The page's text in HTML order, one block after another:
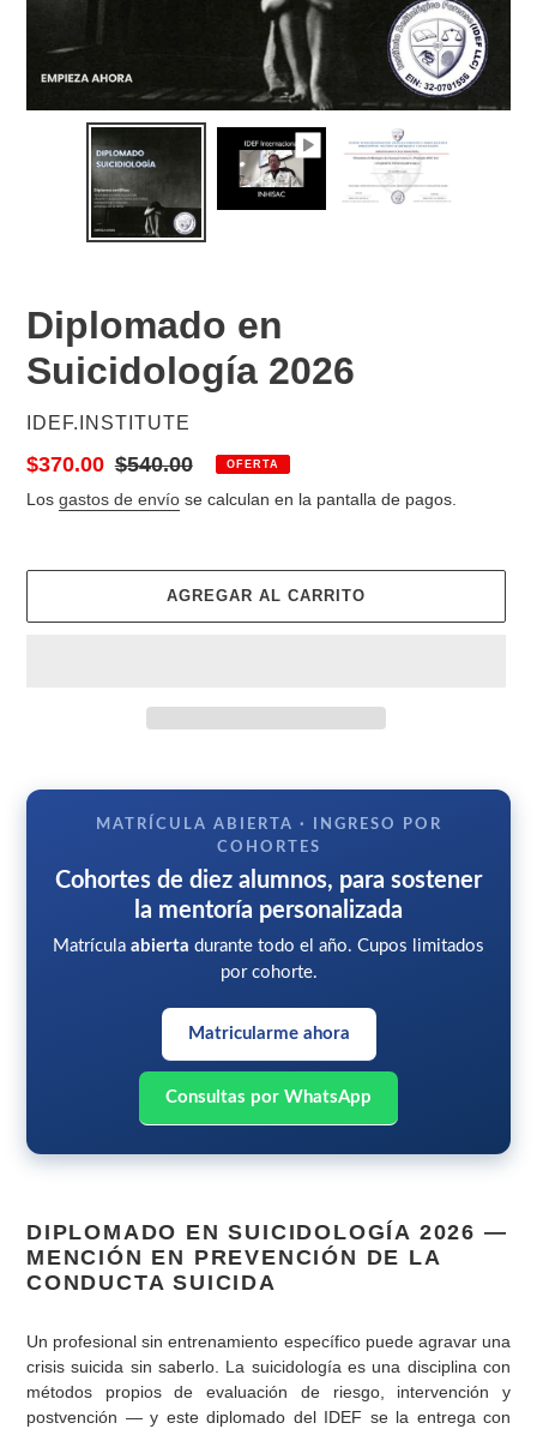
Diplomado en
Suicidología 2026
PROVEEDOR
IDEF.INSTITUTE
Precio
de
$370.00 Precio
habitual
$540.00 OFERTA
Los gastos de envío se calculan en la pantalla de pagos.
AGREGAR AL CARRITO
el
carrito
MATRÍCULA ABIERTA · INGRESO POR
COHORTES
Cohortes de diez alumnos, para sostener
la mentoría personalizada
Matrícula abierta durante todo el año. Cupos limitados
por cohorte.
Matricularme ahora
Consultas por WhatsApp
DIPLOMADO EN SUICIDOLOGÍA 2026 —
MENCIÓN EN PREVENCIÓN DE LA
CONDUCTA SUICIDA
Un profesional sin entrenamiento específico puede agravar una
crisis suicida sin saberlo. La suicidología es una disciplina con
métodos propios de evaluación de riesgo, intervención y
postvención — y este diplomado del IDEF se la entrega con